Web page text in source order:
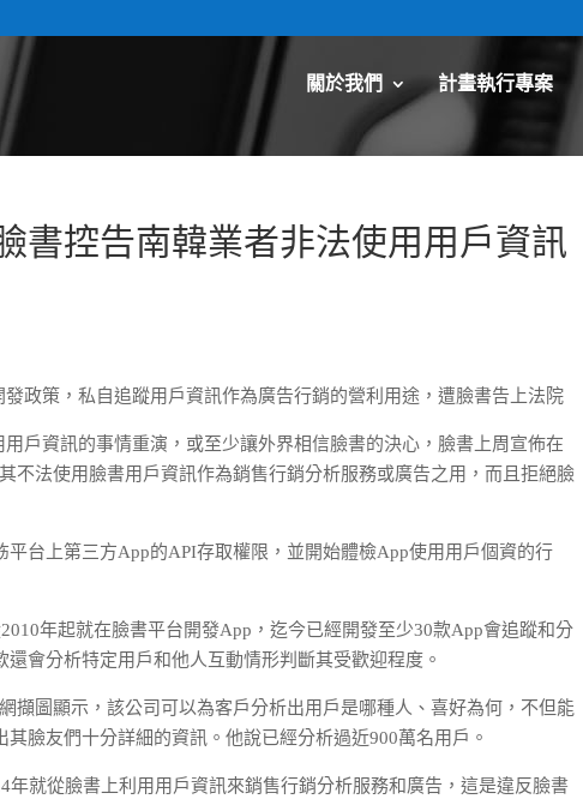
關於我們 計畫執行專案
書控告南韓業者非法使用用戶資訊
政策，私自追蹤用戶資訊作為廣告行銷的營利用途，遭臉書告上法院
戶資訊的事情重演，或至少讓外界相信臉書的決心，臉書上周宣佈在
不法使用臉書用戶資訊作為銷售行銷分析服務或廣告之用，而且拒絕臉
台上第三方App的API存取權限，並開始體檢App使用用戶個資的行
年起就在臉書平台開發App，迄今已經開發至少30款App會追蹤和分
會分析特定用戶和他人互動情形判斷其受歡迎程度。
擷圖顯示，該公司可以為客戶分析出用戶是哪種人、喜好為何，不但能
臉友們十分詳細的資訊。他說已經分析過近900萬名用戶。
年就從臉書上利用用戶資訊來銷售行銷分析服務和廣告，這是違反臉書